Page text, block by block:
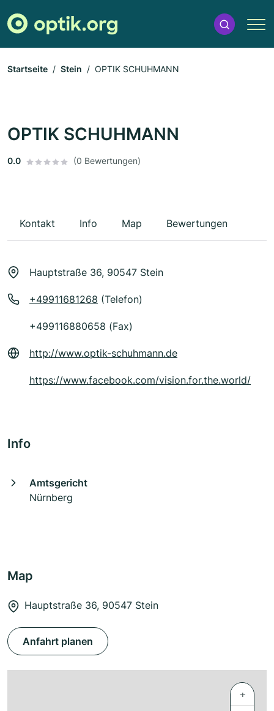
Startseite Stein OPTIK SCHUHMANN
OPTIK SCHUHMANN
0.0 (0 Bewertungen)
Kontakt Info Map Bewertungen
Hauptstraße 36, 90547 Stein
+49911681268 (Telefon)
+499116880658 (Fax)
http://www.optik-schuhmann.de
https://www.facebook.com/vision.for.the.world/
Info
Amtsgericht
Nürnberg
Map
Hauptstraße 36, 90547 Stein
Anfahrt planen
+